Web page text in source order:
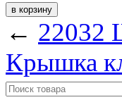
← 22032
Крышка